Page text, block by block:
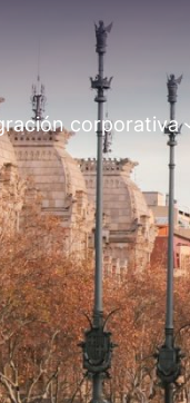
corporativa